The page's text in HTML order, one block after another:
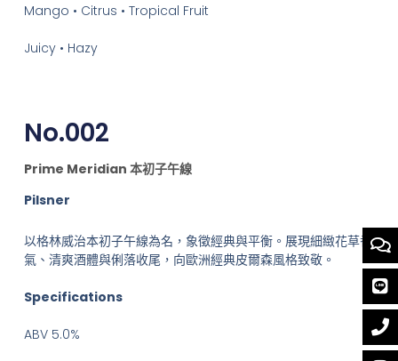
Mango • Citrus • Tropical Fruit
Juicy • Hazy
No.002
Prime Meridian 本初子午線
Pilsner
以格林威治本初子午線為名，象徵經典與平衡。展現細緻花草香
氣、清爽酒體與俐落收尾，向歐洲經典皮爾森風格致敬。
Specifications
ABV 5.0%